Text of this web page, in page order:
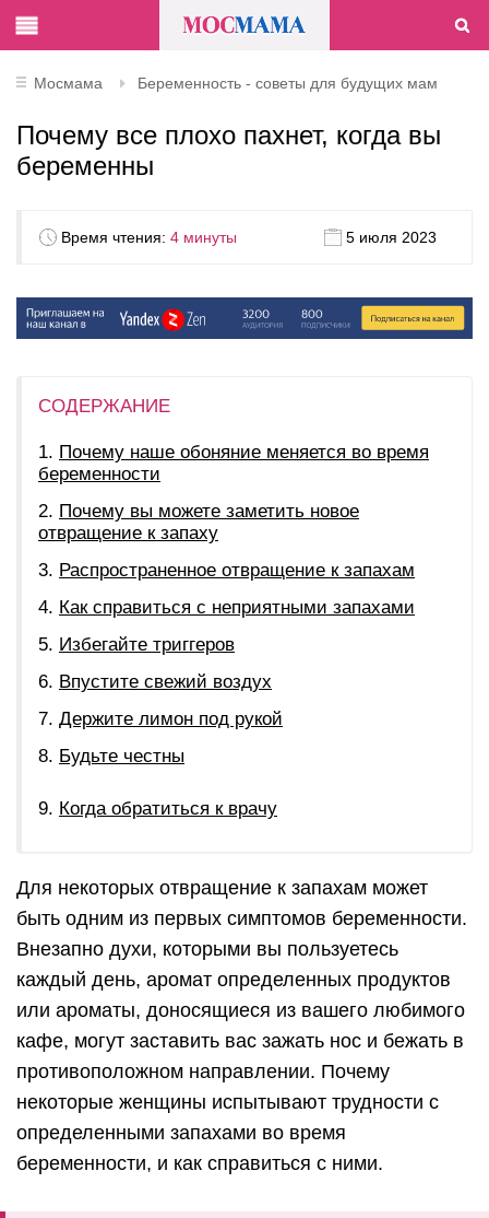
Мосмама Беременность - советы для будущих мам
Почему все плохо пахнет, когда вы
беременны
Время чтения: 4 минуты 5 июля 2023
СОДЕРЖАНИЕ
Почему наше обоняние меняется во время
беременности
Почему вы можете заметить новое
отвращение к запаху
Распространенное отвращение к запахам
Как справиться с неприятными запахами
Избегайте триггеров
Впустите свежий воздух
Держите лимон под рукой
Будьте честны
Когда обратиться к врачу
Для некоторых отвращение к запахам может
быть одним из первых симптомов беременности.
Внезапно духи, которыми вы пользуетесь
каждый день, аромат определенных продуктов
или ароматы, доносящиеся из вашего любимого
кафе, могут заставить вас зажать нос и бежать в
противоположном направлении. Почему
некоторые женщины испытывают трудности с
определенными запахами во время
беременности, и как справиться с ними.